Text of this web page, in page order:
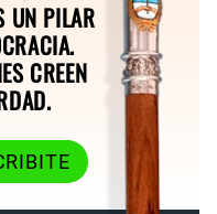
UN PILAR
CREEN